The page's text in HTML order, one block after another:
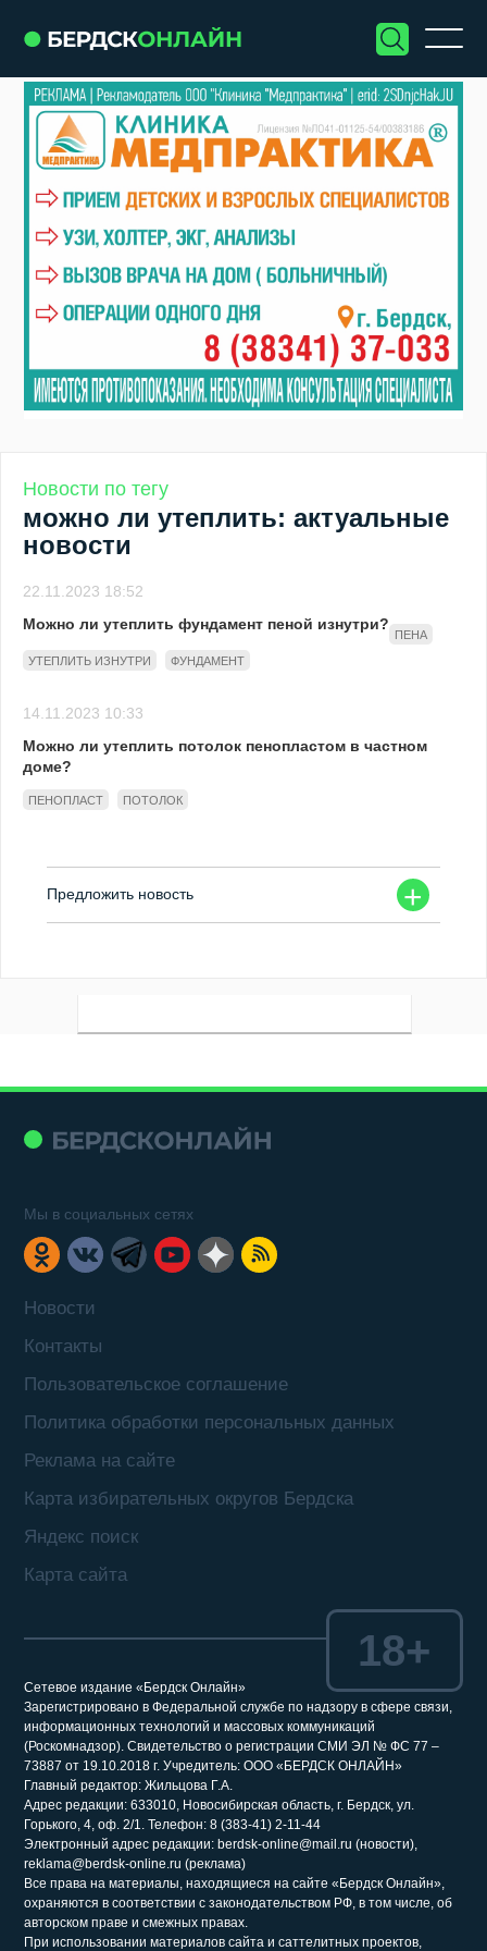
Новости по тегу
можно ли утеплить: актуальные
новости
22.11.2023 18:52
Можно ли утеплить фундамент пеной изнутри?
ПЕНА
УТЕПЛИТЬ ИЗНУТРИ
ФУНДАМЕНТ
14.11.2023 10:33
Можно ли утеплить потолок пенопластом в частном
доме?
ПЕНОПЛАСТ ПОТОЛОК
+
Предложить новость
Новости
Контакты
Пользовательское соглашение
Политика обработки персональных данных
Реклама на сайте
Карта избирательных округов Бердска
Яндекс поиск
Карта сайта
Мы в социальных сетях
Сетевое издание «Бердск Онлайн»
Зарегистрировано в Федеральной службе по надзору в сфере связи,
информационных технологий и массовых коммуникаций
(Роскомнадзор). Свидетельство о регистрации СМИ ЭЛ № ФС 77 –
73887 от 19.10.2018 г. Учредитель: ООО «БЕРДСК ОНЛАЙН»
Главный редактор: Жильцова Г.А.
Адрес редакции: 633010, Новосибирская область, г. Бердск, ул.
Горького, 4, оф. 2/1. Телефон: 8 (383-41) 2-11-44
Электронный адрес редакции: berdsk-online@mail.ru (новости),
reklama@berdsk-online.ru (реклама)
Все права на материалы, находящиеся на сайте «Бердск Онлайн»,
охраняются в соответствии с законодательством РФ, в том числе, об
авторском праве и смежных правах.
При использовании материалов сайта и саттелитных проектов,
18+